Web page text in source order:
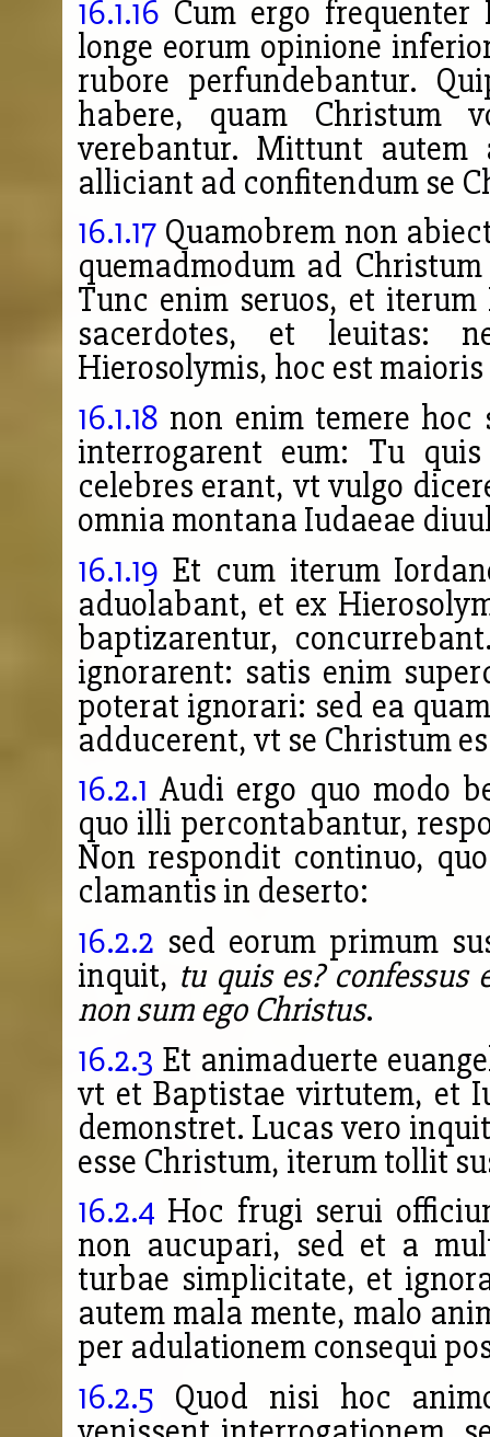
16.1.16 Cum ergo
longe eorum opinione
rubore perfundebantur.
habere, quam Christum
verebantur. Mittunt
alliciant ad confitendum se
16.1.17Quamobrem non
quemadmodum ad
Tunc enim seruos, et
sacerdotes, et leuitas:
Hierosolymis, hoc est
16.1.18 non enim temere
interrogarent eum: Tu
celebres erant, vt vulgo
omnia montana Iudaeae
16.1.19 Et cum iterum
aduolabant, et ex
baptizarentur,
ignorarent: satis enim
poterat ignorari: sed ea
adducerent, vt se Christum
16.2.1 Audi ergo quo modo
quo illi percontabantur,
Non respondit continuo,
clamantis in deserto:
16.2.2 sed eorum primum
inquit, tu quis es? confessus
non sum ego Christus.
16.2.3 Et animaduerte
vt et Baptistae virtutem, et
demonstret. Lucas vero
esse Christum, iterum tollit
16.2.4 Hoc frugi serui
non aucupari, sed et a
turbae simplicitate, et
autem mala mente, malo
per adulationem consequi
16.2.5 Quod nisi hoc